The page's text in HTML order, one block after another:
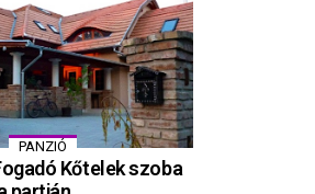
PANZIÓ
Kőtelek szoba